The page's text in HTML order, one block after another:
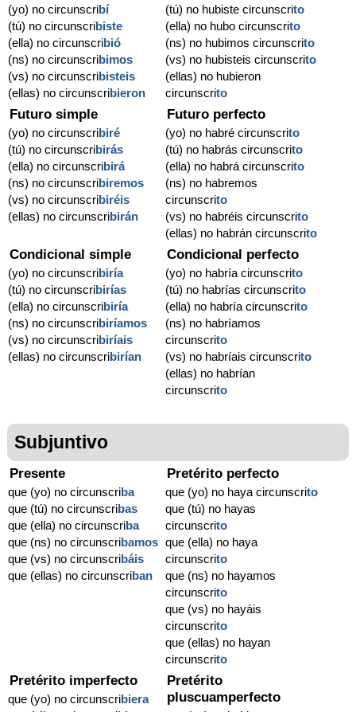
(yo) no circunscribí
(tú) no circunscribiste
(ella) no circunscribió
(ns) no circunscribimos
(vs) no circunscribisteis
(ellas) no circunscribieron
(tú) no hubiste circunscrito
(ella) no hubo circunscrito
(ns) no hubimos circunscrito
(vs) no hubisteis circunscrito
(ellas) no hubieron
circunscrito
Futuro simple
(yo) no circunscribiré
(tú) no circunscribirás
(ella) no circunscribirá
(ns) no circunscribiremos
(vs) no circunscribiréis
(ellas) no circunscribirán
Futuro perfecto
(yo) no habré circunscrito
(tú) no habrás circunscrito
(ella) no habrá circunscrito
(ns) no habremos
circunscrito
(vs) no habréis circunscrito
(ellas) no habrán circunscrito
Condicional simple
(yo) no circunscribiría
(tú) no circunscribirías
(ella) no circunscribiría
(ns) no circunscribiríamos
(vs) no circunscribiríais
(ellas) no circunscribirían
Condicional perfecto
(yo) no habría circunscrito
(tú) no habrías circunscrito
(ella) no habría circunscrito
(ns) no habríamos
circunscrito
(vs) no habríais circunscrito
(ellas) no habrían
circunscrito
Subjuntivo
Presente
que (yo) no circunscriba
que (tú) no circunscribas
que (ella) no circunscriba
que (ns) no circunscribamos
que (vs) no circunscribáis
que (ellas) no circunscriban
Pretérito perfecto
que (yo) no haya circunscrito
que (tú) no hayas
circunscrito
que (ella) no haya
circunscrito
que (ns) no hayamos
circunscrito
que (vs) no hayáis
circunscrito
que (ellas) no hayan
circunscrito
Pretérito imperfecto
que (yo) no circunscribiera
Pretérito
pluscuamperfecto